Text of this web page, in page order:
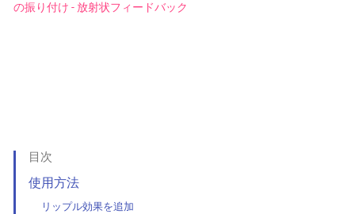
の振り付け - 放射状フィードバック
目次
使用方法
リップル効果を追加